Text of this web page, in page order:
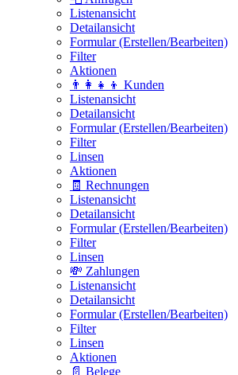
Listenansicht
Detailansicht
Formular (Erstellen/Bearbeiten)
Filter
Aktionen
👨‍👩‍👧‍👦 Kunden
Listenansicht
Detailansicht
Formular (Erstellen/Bearbeiten)
Filter
Linsen
Aktionen
🧾 Rechnungen
Listenansicht
Detailansicht
Formular (Erstellen/Bearbeiten)
Filter
Linsen
💸 Zahlungen
Listenansicht
Detailansicht
Formular (Erstellen/Bearbeiten)
Filter
Linsen
Aktionen
📄 Belege